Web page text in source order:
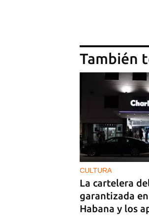
También
CULTURA
La cartelera
garantizada
Habana y los